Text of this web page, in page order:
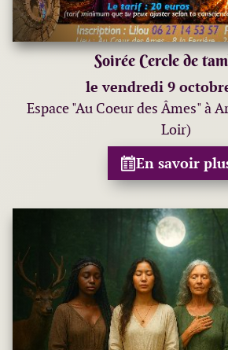
Soirée Cercle de
le vendredi 9
Espace "Au Coeur des Âmes" à
Loir)
En savoir